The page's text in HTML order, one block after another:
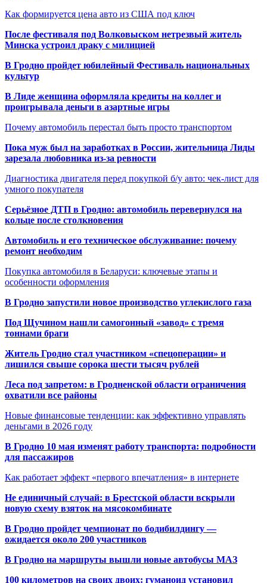
Как формируется цена авто из США под ключ
После фестиваля под Волковыском нетрезвый житель
Минска устроил драку с милицией
В Гродно пройдет юбилейный Фестиваль национальных
культур
В Лиде женщина оформляла кредиты на коллег и
проигрывала деньги в азартные игры
Почему автомобиль перестал быть просто транспортом
Пока муж был на заработках в России, жительница Лиды
зарезала любовника из-за ревности
Диагностика двигателя перед покупкой б/у авто: чек-лист для
умного покупателя
Серьёзное ДТП в Гродно: автомобиль перевернулся на
кольце после столкновения
Автомобиль и его техническое обслуживание: почему
ремонт необходим
Покупка автомобиля в Беларуси: ключевые этапы и
особенности оформления
В Гродно запустили новое производство углекислого газа
Под Щучином нашли самогонный «завод» с тремя
тоннами браги
Житель Гродно стал участником «спецоперации» и
лишился свыше сорока шести тысяч рублей
Леса под запретом: в Гродненской области ограничения
охватили все районы
Новые финансовые тенденции: как эффективно управлять
деньгами в 2026 году
В Гродно 10 мая изменят работу транспорта: подробности
для пассажиров
Как работает эффект «первого впечатления» в интернете
Не единичный случай: в Брестской области вскрыли
новую схему взяток на мясокомбинате
В Гродно пройдет чемпионат по бодибилдингу —
ожидается около 200 участников
В Гродно на маршруты вышли новые автобусы МАЗ
100 километров на своих двоих: гуманоид установил